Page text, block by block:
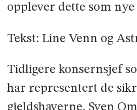
opplever dette som
Tekst: Line Venn og
Tidligere konsernsjef
har representert de
gjeldshaverne, Sven